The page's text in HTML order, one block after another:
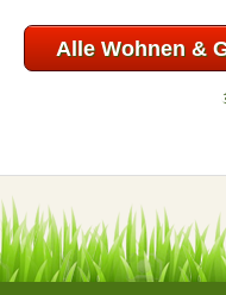
Alle Wohnen &